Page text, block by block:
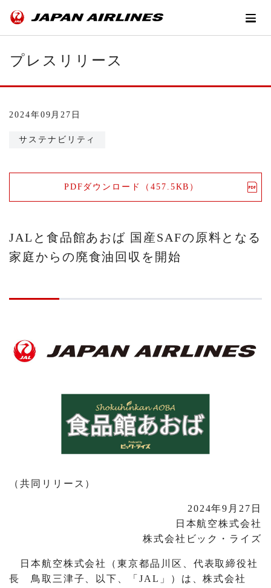
プレスリリース
2024年09月27日
サステナビリティ
PDFダウンロード（457.5KB）
JALと食品館あおば 国産SAFの原料となる
家庭からの廃食油回収を開始
（共同リリース）
2024年9月27日
日本航空株式会社
株式会社ビック・ライズ
日本航空株式会社（東京都品川区、代表取締役社
長 鳥取三津子、以下、「JAL」）は、株式会社